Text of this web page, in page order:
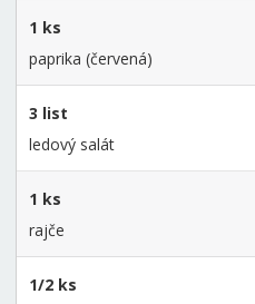
1 ks
paprika (červená)
3 list
ledový salát
1 ks
rajče
1/2 ks